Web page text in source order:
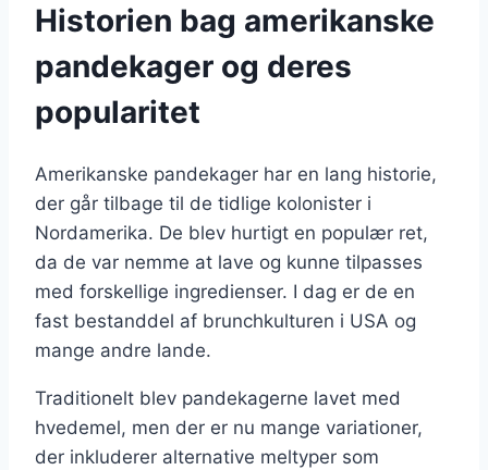
Historien bag amerikanske
pandekager og deres
popularitet
Amerikanske pandekager har en lang historie,
der går tilbage til de tidlige kolonister i
Nordamerika. De blev hurtigt en populær ret,
da de var nemme at lave og kunne tilpasses
med forskellige ingredienser. I dag er de en
fast bestanddel af brunchkulturen i USA og
mange andre lande.
Traditionelt blev pandekagerne lavet med
hvedemel, men der er nu mange variationer,
der inkluderer alternative meltyper som